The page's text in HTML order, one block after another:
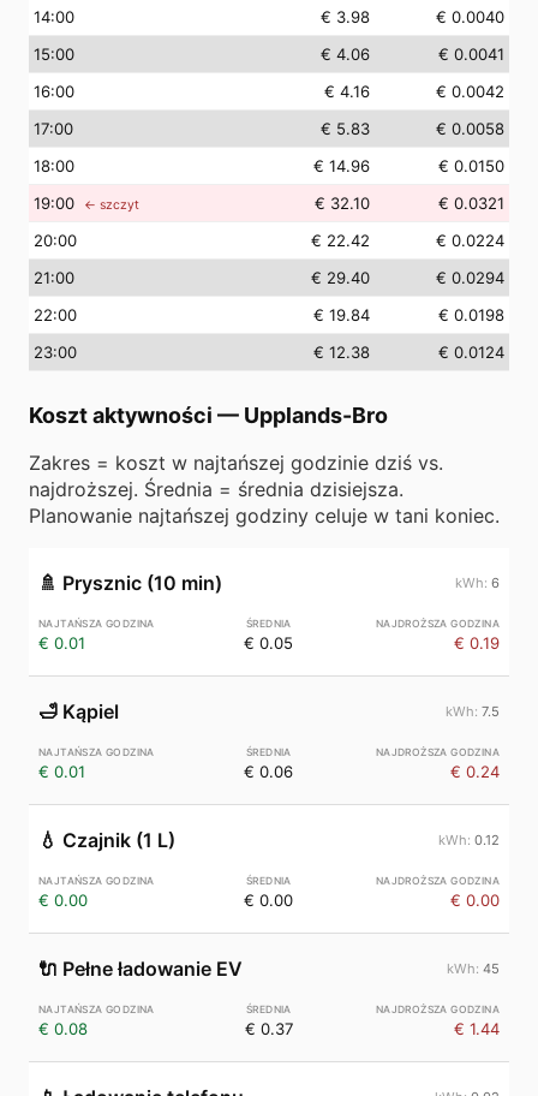
14:00 € 3.98
€ 0.0040
15:00 € 4.06
€ 0.0041
16:00 € 4.16
€ 0.0042
17:00 € 5.83
€ 0.0058
18:00 € 14.96
€ 0.0150
19:00 ← szczyt € 32.10
€ 0.0321
20:00 € 22.42
€ 0.0224
21:00 € 29.40
€ 0.0294
22:00 € 19.84
€ 0.0198
23:00 € 12.38 € 0.0124
Koszt aktywności — Upplands-Bro
Zakres = koszt w najtańszej godzinie dziś vs.
najdroższej. Średnia = średnia dzisiejsza.
Planowanie najtańszej godziny celuje w tani koniec.
🚿 Prysznic (10 min) 6
€ 0.01 € 0.05 € 0.19
🛁 Kąpiel 7.5
€ 0.01 € 0.06 € 0.24
💧 Czajnik (1 L) 0.12
€ 0.00 € 0.00 € 0.00
🔌 Pełne ładowanie EV 45
€ 0.08 € 0.37 € 1.44